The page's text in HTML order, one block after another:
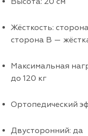
Жёсткость:
сторона B —
Максимальная
до 120 кг
Ортопедический
Двусторонний: да